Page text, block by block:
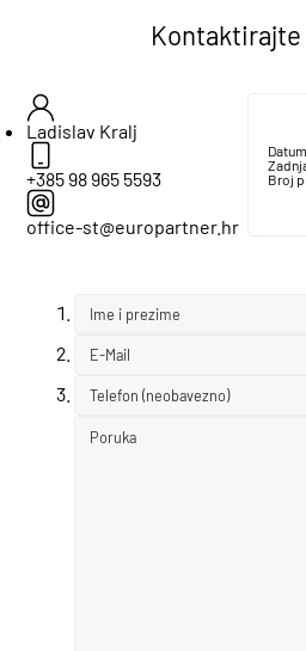
Kontaktirajte
Ladislav Kralj
+385 98 965 5593
office-st@europartner.hr
Broj